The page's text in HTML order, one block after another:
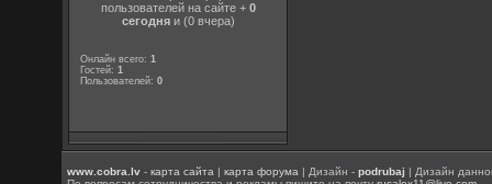
пользователей на сайте + 0
сегодняи (0 вчера)
Онлайн всего:1
Гостей:1
Пользователей:0
www.cobra.lv -карта сайта |карта форума | Дизайн -podrubaj | Дизайн